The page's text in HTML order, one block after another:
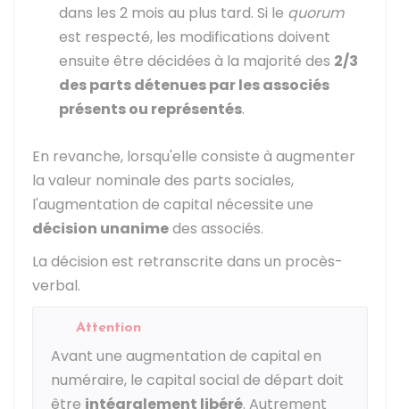
dans les 2 mois au plus tard. Si le quorum
est respecté, les modifications doivent
ensuite être décidées à la majorité des 2/3
des parts détenues par les associés
présents ou représentés.
En revanche, lorsqu'elle consiste à augmenter
la valeur nominale des parts sociales,
l'augmentation de capital nécessite une
décision unanimedes associés.
La décision est retranscrite dans un procès-
verbal.
Attention
Avant une augmentation de capital en
numéraire, le capital social de départ doit
être intégralement libéré. Autrement